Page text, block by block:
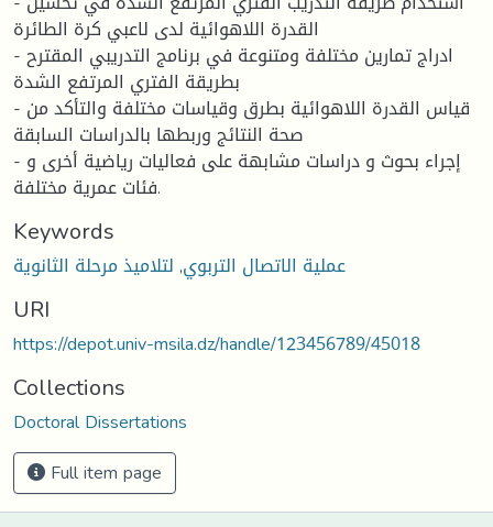
القدرة اللاهوائية لدى لاعبي كرة الطائرة
- ادراج تمارين مختلفة ومتنوعة في برنامج التدريبي المقترح
بطريقة الفتري المرتفع الشدة
- قياس القدرة اللاهوائية بطرق وقياسات مختلفة والتأكد من
صحة النتائج وربطها بالدراسات السابقة
- إجراء بحوث و دراسات مشابهة على فعاليات رياضية أخرى و
فئات عمرية مختلفة.
Keywords
عملية الاتصال التربوي,لتلاميذ مرحلة الثانوية
URI
https://depot.univ-msila.dz/handle/123456789/45018
Collections
Doctoral Dissertations
Full item page